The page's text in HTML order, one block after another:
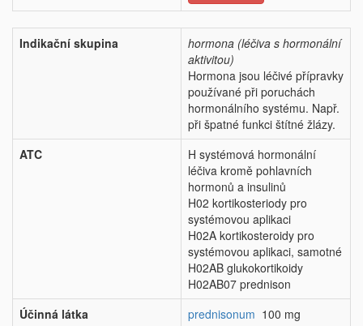
Indikační skupina
hormona (léčiva s hormonální
aktivitou)
Hormona jsou léčivé přípravky
používané při poruchách
hormonálního systému. Např.
při špatné funkci štítné žlázy.
ATC
H systémová hormonální
léčiva kromě pohlavních
hormonů a insulinů
H02 kortikosteriody pro
systémovou aplikaci
H02A kortikosteroidy pro
systémovou aplikaci, samotné
H02AB glukokortikoidy
H02AB07 prednison
Účinná látka
prednisonum 100 mg